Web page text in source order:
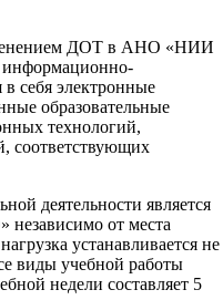
ДОТ в АНО «НИИ
себя электронные
образовательные
технологий,
соответствующих
деятельности является
от места
устанавливается не
виды учебной работы
недели составляет 5